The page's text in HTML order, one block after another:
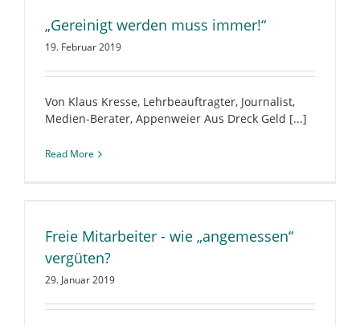
„Gereinigt werden muss immer!“
19. Februar 2019
Von Klaus Kresse, Lehrbeauftragter, Journalist,
Medien-Berater, Appenweier Aus Dreck Geld [...]
Read More
Freie Mitarbeiter - wie „angemessen“
vergüten?
29. Januar 2019